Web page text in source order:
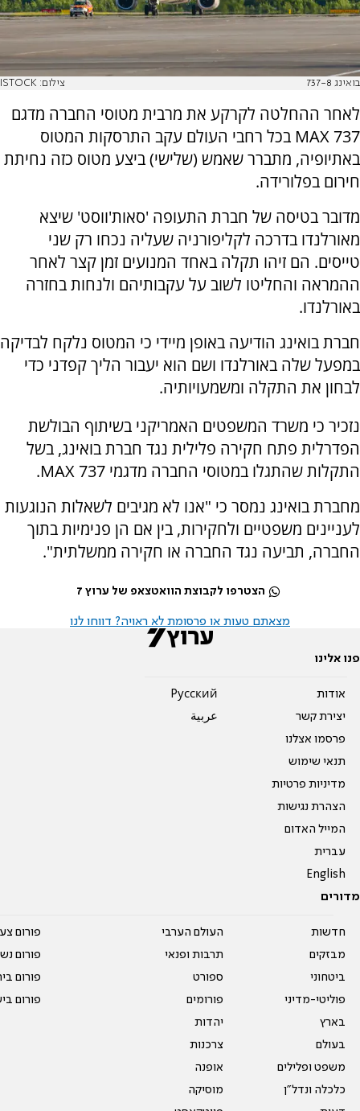
בואינג 737-8 צילום: ISTOCK
לאחר ההחלטה לקרקע את מרבית מטוסי החברה מדגם
MAX 737 בכל רחבי העולם עקב התרסקות המטוס
באתיופיה, מתברר שאמש (שלישי) ביצע מטוס כזה נחיתת
חירום בפלורידה.
מדובר בטיסה של חברת התעופה 'סאות'ווסט' שיצא
מאורלנדו בדרכה לקליפורניה שעליה נכחו רק שני
טייסים. הם זיהו תקלה באחד המנועים זמן קצר לאחר
ההמראה והחליטו לשוב על עקבותיהם ולנחות בחזרה
באורלנדו.
חברת בואינג הודיעה באופן מיידי כי המטוס נלקח לבדיקה
במפעל שלה באורלנדו ושם הוא יעבור הליך קפדני כדי
לבחון את התקלה ומשמעויותיה.
נזכיר כי משרד המשפטים האמריקני בשיתוף הבולשת
הפדרלית פתח חקירה פלילית נגד חברת בואינג, בשל
התקלות שהתגלו במטוסי החברה מדגמי MAX 737.
מחברת בואינג נמסר כי "אנו לא מגיבים לשאלות הנוגעות
לעניינים משפטיים ולחקירות, בין אם הן פנימיות בתוך
החברה, תביעה נגד החברה או חקירה ממשלתית".
הצטרפו לקבוצת הוואטצאפ של ערוץ 7
מצאתם טעות או פרסומת לא ראויה? דווחו לנו
פנו אלינו
אודות
יצירת קשר
פרסמו אצלנו
תנאי שימוש
מדיניות פרטיות
הצהרת נגישות
המייל האדום
עברית
English
Pусский
عربية
מדורים
חדשות
מבזקים
ביטחוני
פוליטי-מדיני
בארץ
בעולם
משפט ופלילים
כלכלה ונדל"ן
העולם הערבי
תרבות ופנאי
ספורט
פורומים
יהדות
צרכנות
אופנה
מוסיקה
פורום
פורום
פורום
פורום